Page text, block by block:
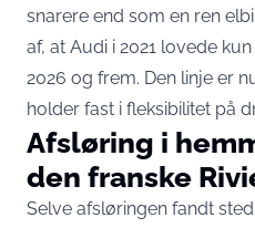
snarere end som en ren
af, at Audi i 2021 lovede
2026 og frem. Den linje er
holder fast i fleksibilitet på
Afsløring i
den franske
Selve afsløringen fandt